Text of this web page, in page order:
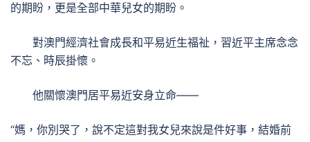
的期盼，更是全部中華兒女的期盼。
對澳門經濟社會成長和平易近生福祉，習近平主席念念
不忘、時辰掛懷。
他關懷澳門居平易近安身立命——
“媽，你別哭了，說不定這對我女兒來說是件好事，結婚前